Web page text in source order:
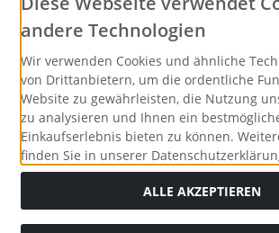
andere Technologien
Wir verwenden Cookies und ähnliche
von Drittanbietern, um die ordentliche
Website zu gewährleisten, die Nutzung
zu analysieren und Ihnen ein
Einkaufserlebnis bieten zu können.
finden Sie in unserer
ALLE AKZEPTIEREN